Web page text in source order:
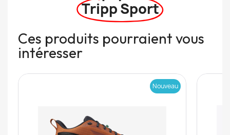
Tripp Sport
Ces produits pourraient vous
intéresser
Nouveau